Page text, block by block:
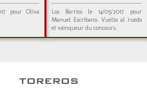
pour Oliva
Los Barrios le 14/05/2017 pour
Manuel Escribano. Vuelta al ruedo
et vainqueur du concours.